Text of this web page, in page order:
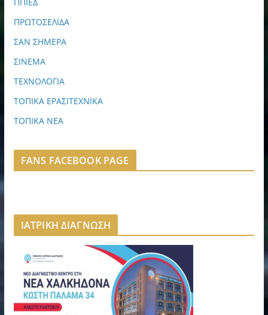
ΠΡΩΤΟΣΕΛΙΔΑ
ΣΑΝ ΣΗΜΕΡΑ
ΣΙΝΕΜΑ
ΤΕΧΝΟΛΟΓΙΑ
ΤΟΠΙΚΑ ΕΡΑΣΙΤΕΧΝΙΚΑ
ΤΟΠΙΚΑ ΝΕΑ
FANS FACEBOOK PAGE
ΙΑΤΡΙΚΗ ΔΙΑΓΝΩΣΗ